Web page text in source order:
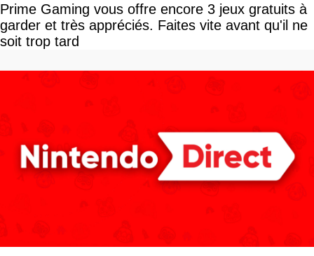
Prime Gaming vous offre encore 3 jeux gratuits à
garder et très appréciés. Faites vite avant qu'il ne
soit trop tard